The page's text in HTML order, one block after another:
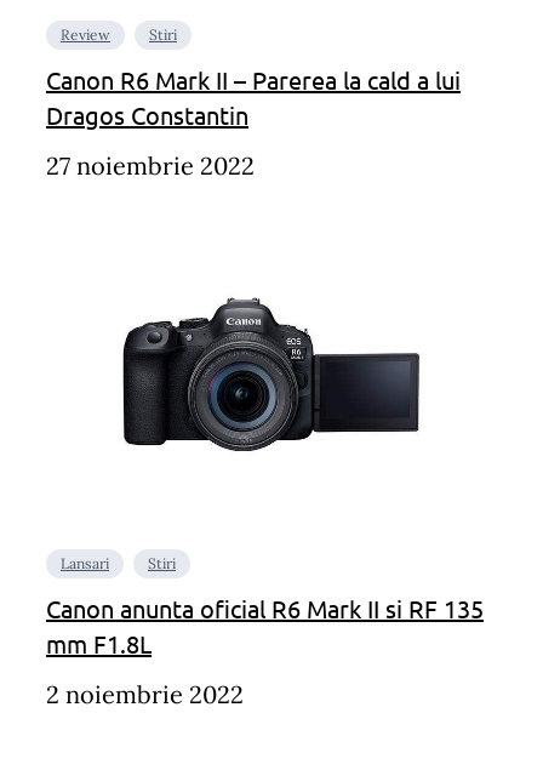
Review Stiri
Canon R6 Mark II – Parerea la cald a lui
Dragos Constantin
27 noiembrie 2022
Lansari Stiri
Canon anunta oficial R6 Mark II si RF 135
mm F1.8L
2 noiembrie 2022